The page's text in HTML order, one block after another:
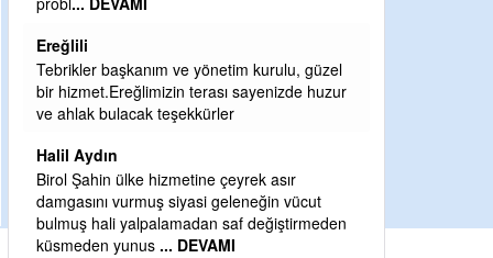
Günaydın hayırlı sabahlar dilerim
H BakiYüksel
Hak hukuk adalet işte CHP Kemal Kılıçdaroğlu
babaocağı
Yeni parti için ereğli ilçe teşkilatımızı merak
eder dururken asıl merakımız halk
kahramanlarımız ereğli aşkı ile yanıp tutuşan
eeeğ... DEVAMI